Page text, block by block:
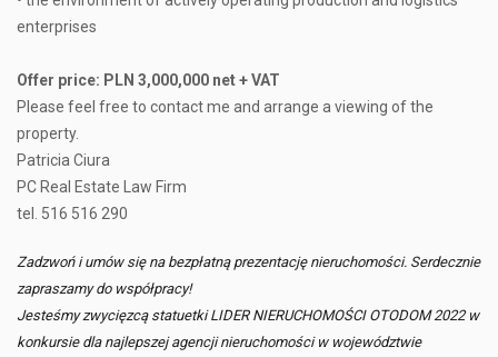
enterprises
Offer price: PLN 3,000,000 net + VAT
Please feel free to contact me and arrange a viewing of the
property.
Patricia Ciura
PC Real Estate Law Firm
tel. 516 516 290
Zadzwoń i umów się na bezpłatną prezentację nieruchomości. Serdecznie
zapraszamy do współpracy!
Jesteśmy zwycięzcą statuetki LIDER NIERUCHOMOŚCI OTODOM 2022 w
konkursie dla najlepszej agencji nieruchomości w województwie